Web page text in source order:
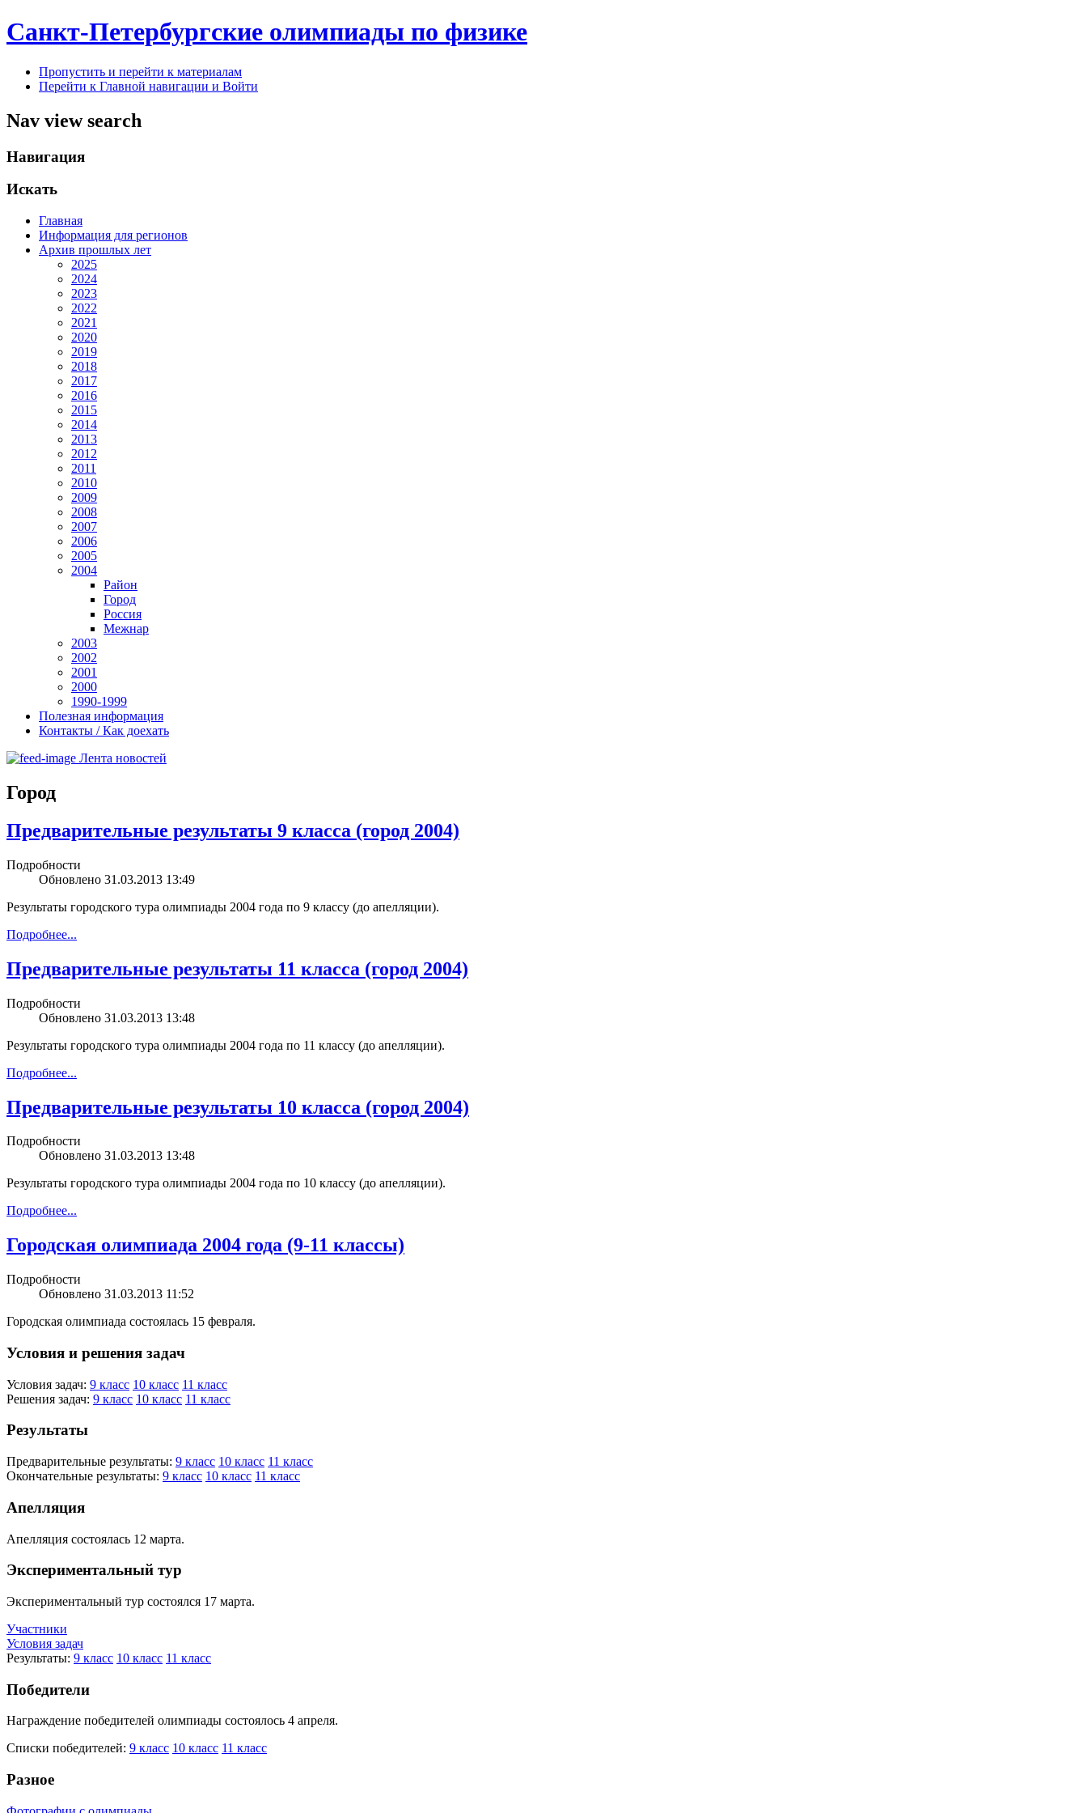
Санкт-Петербургские олимпиады по физике
Пропустить и перейти к материалам
Перейти к Главной навигации и Войти
Nav view search
Навигация
Искать
Главная
Информация для регионов
Архив прошлых лет
2025
2024
2023
2022
2021
2020
2019
2018
2017
2016
2015
2014
2013
2012
2011
2010
2009
2008
2007
2006
2005
2004
Район
Город
Россия
Межнар
2003
2002
2001
2000
1990-1999
Полезная информация
Контакты / Как доехать
Лента новостей
Город
Предварительные результаты 9 класса (город 2004)
Подробности
Обновлено 31.03.2013 13:49
Результаты городского тура олимпиады 2004 года по 9 классу (до апелляции).
Подробнее...
Предварительные результаты 11 класса (город 2004)
Подробности
Обновлено 31.03.2013 13:48
Результаты городского тура олимпиады 2004 года по 11 классу (до апелляции).
Подробнее...
Предварительные результаты 10 класса (город 2004)
Подробности
Обновлено 31.03.2013 13:48
Результаты городского тура олимпиады 2004 года по 10 классу (до апелляции).
Подробнее...
Городская олимпиада 2004 года (9-11 классы)
Подробности
Обновлено 31.03.2013 11:52
Городская олимпиада состоялась 15 февраля.
Условия и решения задач
Условия задач: 9 класс 10 класс 11 класс
Решения задач: 9 класс 10 класс 11 класс
Результаты
Предварительные результаты: 9 класс 10 класс 11 класс
Окончательные результаты: 9 класс 10 класс 11 класс
Апелляция
Апелляция состоялась 12 марта.
Экспериментальный тур
Экспериментальный тур состоялся 17 марта.
Участники
Условия задач
Результаты: 9 класс 10 класс 11 класс
Победители
Награждение победителей олимпиады состоялось 4 апреля.
Списки победителей: 9 класс 10 класс 11 класс
Разное